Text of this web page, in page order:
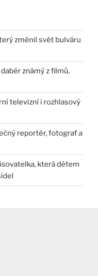
změnil svět bulváru
známý z filmů,
televizní i rozhlasový
reportér, fotograf a
která dětem